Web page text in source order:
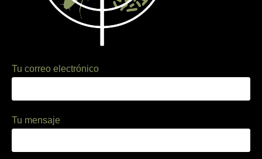
Tu correo electrónico
Tu mensaje